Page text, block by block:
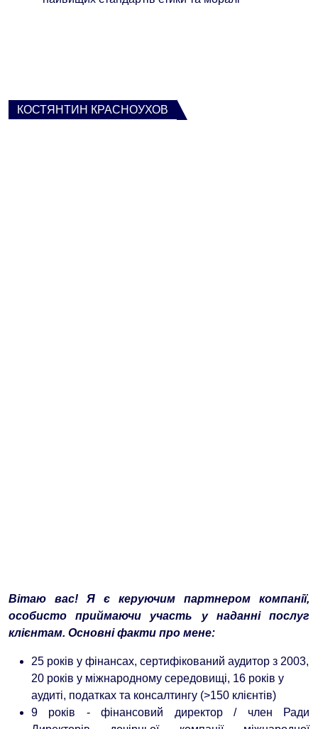
КОСТЯНТИН КРАСНОУХОВ
Вітаю вас! Я є керуючим партнером компанії,
особисто приймаючи участь у наданні послуг
клієнтам. Основні факти про мене:
25 років у фінансах, сертифікований аудитор з 2003,
20 років у міжнародному середовищі, 16 років у
аудиті, податках та консалтингу (>150 клієнтів)
9 років - фінансовий директор / член Ради